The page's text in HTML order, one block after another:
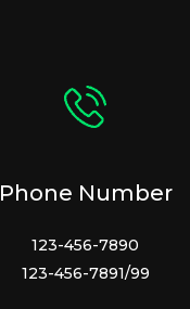
Phone Number
123-456-7890
123-456-7891/99